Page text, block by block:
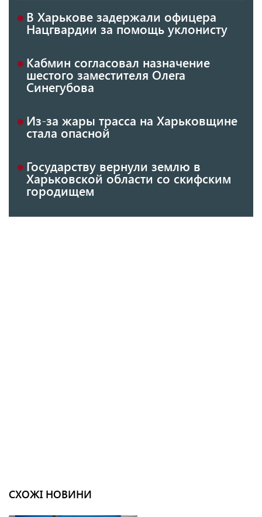
В Харькове задержали офицера
Нацгвардии за помощь уклонисту
Кабмин согласовал назначение
шестого заместителя Олега
Синегубова
Из-за жары трасса на Харьковщине
стала опасной
Государству вернули землю в
Харьковской области со скифским
городищем
СХОЖІ НОВИНИ